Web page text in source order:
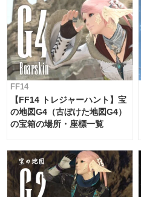
FF14
【FF14 トレジャーハント】宝
の地図G4（古ぼけた地図G4）
の宝箱の場所・座標一覧